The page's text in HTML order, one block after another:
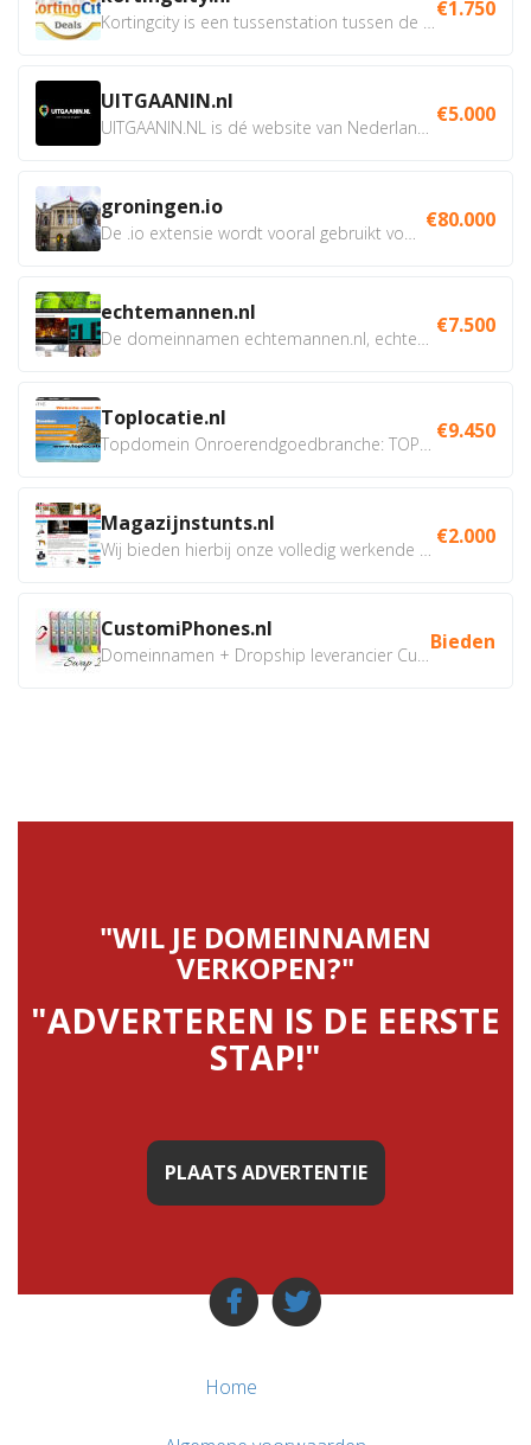
€1.750
UITGAANIN.nl €5.000
groningen.io €80.000
echtemannen.nl €7.500
Toplocatie.nl €9.450
Magazijnstunts.nl €2.000
CustomiPhones.nl Bieden
"WIL JE DOMEINNAMEN
VERKOPEN?"
"ADVERTEREN IS DE EERSTE
STAP!"
PLAATS ADVERTENTIE
Home